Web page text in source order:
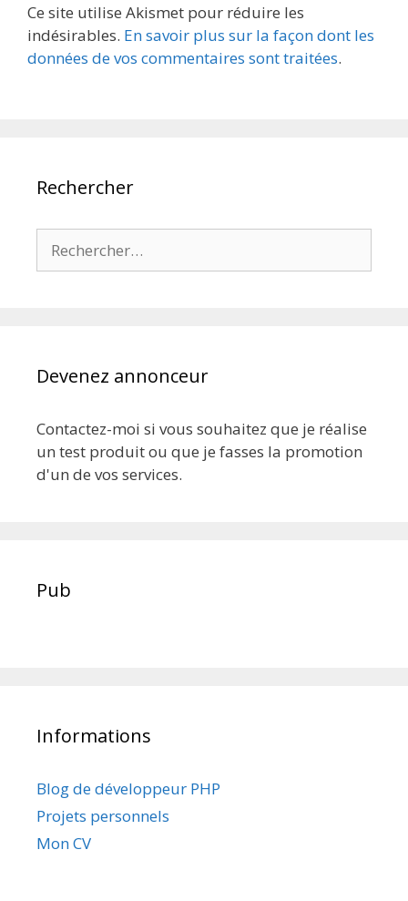
Ce site utilise Akismet pour réduire les
indésirables. En savoir plus sur la façon dont les
données de vos commentaires sont traitées.
Rechercher
Devenez annonceur
Contactez-moi si vous souhaitez que je réalise
un test produit ou que je fasses la promotion
d'un de vos services.
Pub
Informations
Blog de développeur PHP
Projets personnels
Mon CV